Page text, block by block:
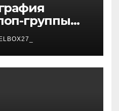
группы
музыка